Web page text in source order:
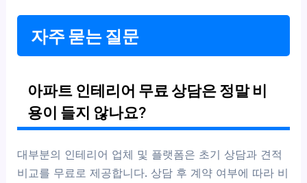
자주 묻는 질문
아파트 인테리어 무료 상담은 정말 비
용이 들지 않나요?
대부분의 인테리어 업체 및 플랫폼은 초기 상담과 견적
비교를 무료로 제공합니다. 상담 후 계약 여부에 따라 비